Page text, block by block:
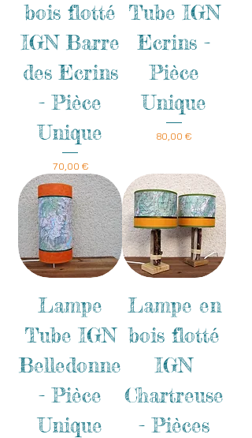
bois flotté
IGN Barre
des Ecrins
- Pièce
Unique
Prix
70,00 €
Tube IGN
Ecrins -
Pièce
Unique
Prix
80,00 €
Lampe
Tube IGN
Belledonne
- Pièce
Unique
Lampe en
bois flotté
IGN
Chartreuse
- Pièces